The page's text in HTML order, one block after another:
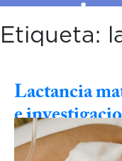
Etiqueta:
Lactancia
e